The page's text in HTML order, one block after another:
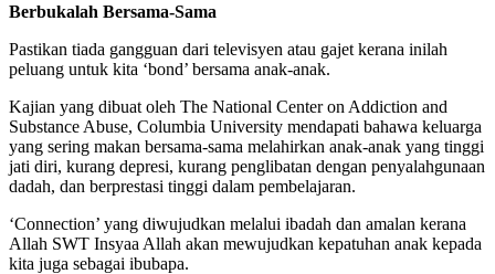
Berbukalah Bersama-Sama
Pastikan tiada gangguan dari televisyen atau gajet kerana inilah
peluang untuk kita ‘bond’ bersama anak-anak.
Kajian yang dibuat oleh The National Center on Addiction and
Substance Abuse, Columbia University mendapati bahawa keluarga
yang sering makan bersama-sama melahirkan anak-anak yang tinggi
jati diri, kurang depresi, kurang penglibatan dengan penyalahgunaan
dadah, dan berprestasi tinggi dalam pembelajaran.
‘Connection’ yang diwujudkan melalui ibadah dan amalan kerana
Allah SWT Insyaa Allah akan mewujudkan kepatuhan anak kepada
kita juga sebagai ibubapa.